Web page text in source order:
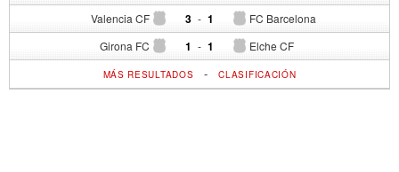
Valencia CF 3 - FC Barcelona
1
Girona FC 1 - Elche CF
1
MÁS RESULTADOS -CLASIFICACIÓN